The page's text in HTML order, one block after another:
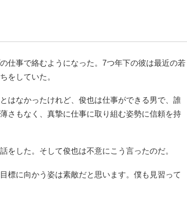
仕事で絡むようになった。7つ年下の彼は最近の若
をしていた。
はなかったけれど、俊也は仕事ができる男で、誰
さもなく、真摯に仕事に取り組む姿勢に信頼を持
をした。そして俊也は不意にこう言ったのだ。
標に向かう姿は素敵だと思います。僕も見習って